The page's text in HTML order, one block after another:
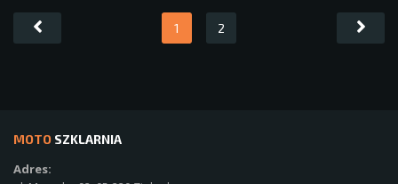
1 2
MOTO SZKLARNIA
Adres: